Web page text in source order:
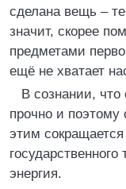
сделана вещь –
значит, скорее
предметами
ещё не хватает
В сознании,
прочно и
этим
энергия.